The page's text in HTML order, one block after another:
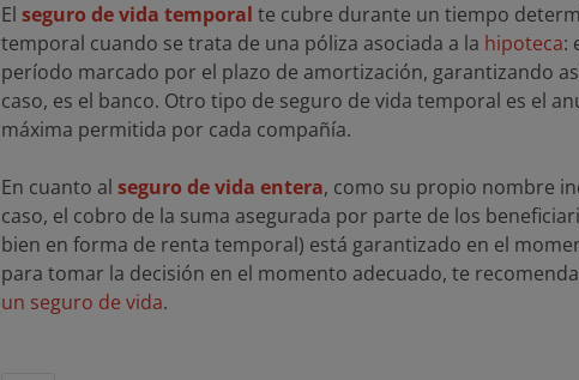
El seguro de vida temporal te cubre durante un tiempo
temporal cuando se trata de una póliza asociada a la hipoteca:
período marcado por el plazo de amortización, garantizando
caso, es el banco. Otro tipo de seguro de vida temporal es el
máxima permitida por cada compañía.
En cuanto al seguro de vida entera, como su propio nombre
caso, el cobro de la suma asegurada por parte de los
bien en forma de renta temporal) está garantizado en el
para tomar la decisión en el momento adecuado, te
un seguro de vida.